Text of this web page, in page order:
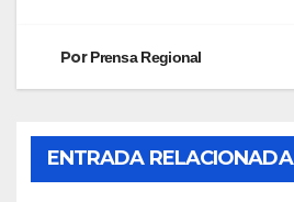
PorPrensa Regional
ENTRADA RELACIONADA